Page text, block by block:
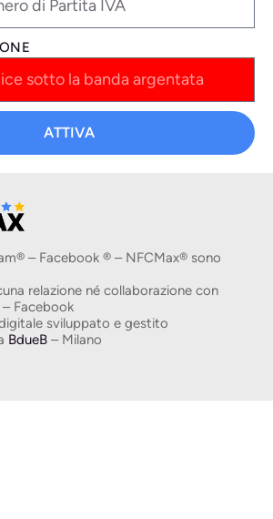
ATTIVA
– Facebook ® – NFCMax® sono
relazione né collaborazione con
Facebook
sviluppato e gestito
BdueB – Milano